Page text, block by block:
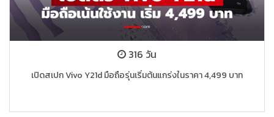
316 วัน
เปิดสเปก Vivo Y21d มือถือรุ่นเริ่มต้นแกร่งในราคา 4,499 บาท